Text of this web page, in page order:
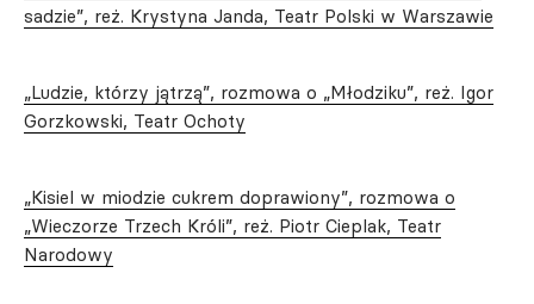
sadzie”, reż. Krystyna Janda, Teatr Polski w Warszawie
„Ludzie, którzy jątrzą”, rozmowa o „Młodziku”, reż. Igor
Gorzkowski, Teatr Ochoty
„Kisiel w miodzie cukrem doprawiony”, rozmowa o
„Wieczorze Trzech Króli”, reż. Piotr Cieplak, Teatr
Narodowy